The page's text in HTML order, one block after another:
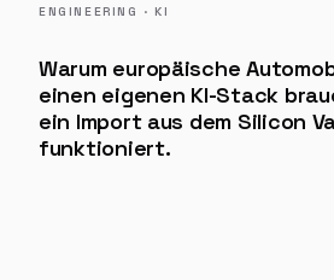
ENGINEERING · KI
Warum europäische
einen eigenen KI-Stack
ein Import aus dem Silicon
funktioniert.